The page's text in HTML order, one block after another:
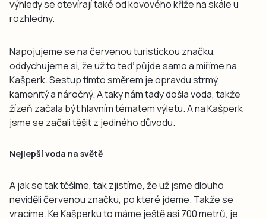
výhledy se otevírají také od kovového kříže na skále u
rozhledny.
Napojujeme se na červenou turistickou značku,
oddychujeme si, že už to teď půjde samo a míříme na
Kašperk. Sestup tímto směrem je opravdu strmý,
kamenitý a náročný. A taky nám tady došla voda, takže
žízeň začala být hlavním tématem výletu. A na Kašperk
jsme se začali těšit z jediného důvodu.
Nejlepší voda na světě
A jak se tak těšíme, tak zjistíme, že už jsme dlouho
neviděli červenou značku, po které jdeme. Takže se
vracíme. Ke Kašperku to máme ještě asi 700 metrů, je